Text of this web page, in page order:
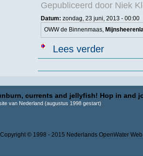
Gepubliceerd door Niek
Datum: zondag, 23 juni, 2013 - 00:00
OWW de Binnenmaas,
Lees verderover OWW
currents and jellyfish! Hop in and
van Nederland (augustus 1998 gestart)
Copyright © 1998 - 2015 Nederlands OpenWater